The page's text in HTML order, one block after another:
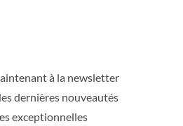
à la newsletter
dernières nouveautés
exceptionnelles